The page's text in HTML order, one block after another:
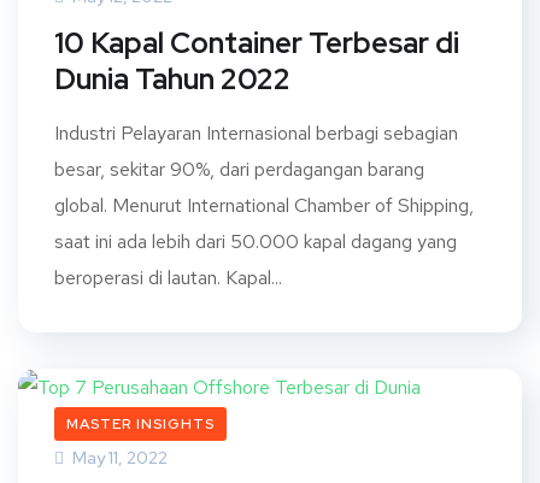
10 Kapal Container Terbesar di
Dunia Tahun 2022
Industri Pelayaran Internasional berbagi sebagian
besar, sekitar 90%, dari perdagangan barang
global. Menurut International Chamber of Shipping,
saat ini ada lebih dari 50.000 kapal dagang yang
beroperasi di lautan. Kapal...
MASTER INSIGHTS
May 11, 2022